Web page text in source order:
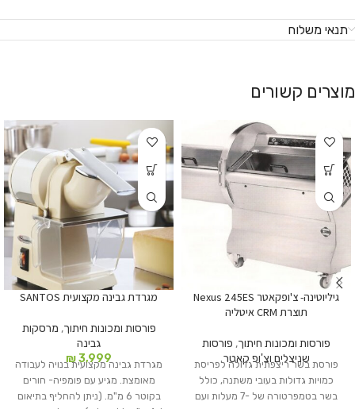
תנאי משלוח
מוצרים קשורים
גיליוטינה- צ'ופקאטר Nexus 245ES
תוצרת CRM איטליה
פורסות ומכונות חיתוך, פורסות
שניצלים וצ'ופ קאטר
פורסת בשר ריצפתית גדולה לפריסת
כמויות גדולות בעובי משתנה, כולל
בשר בטמפרטורה של -7 מעלות ועם
מגרדת גבינה מקצועית SANTOS
פורסות ומכונות חיתוך, מרסקות
גבינה
₪3,999
מגרדת גבינה מקצועית בנויה לעבודה
מאומצת. מגיע עם פומפיה- חורים
בקוטר 6 מ"מ. (ניתן להחליף בתיאום